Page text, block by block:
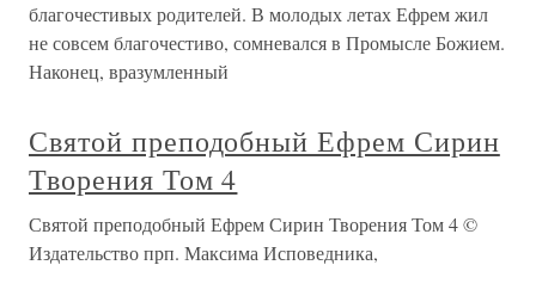
благочестивых родителей. В молодых летах Ефрем жил
не совсем благочестиво, сомневался в Промысле Божием.
Наконец, вразумленный
Святой преподобный Ефрем Сирин
Творения Том 4
Святой преподобный Ефрем Сирин Творения Том 4 ©
Издательство прп. Максима Исповедника,